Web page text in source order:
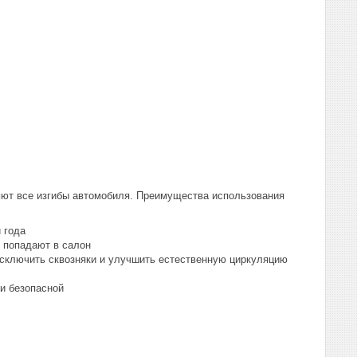
все изгибы автомобиля. Преимущества использования
года
попадают в салон
сквозняки и улучшить естественную циркуляцию
безопасной